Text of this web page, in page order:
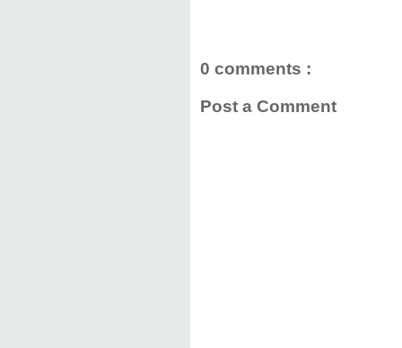
0 comments :
Post a Comment